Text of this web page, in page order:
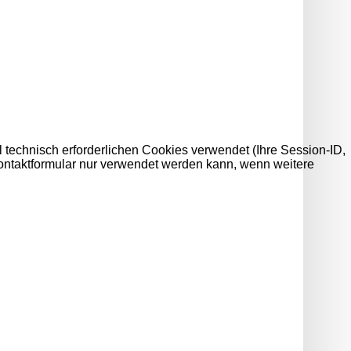
erforderlichen Cookies verwendet (Ihre Session-ID,
nur verwendet werden kann, wenn weitere